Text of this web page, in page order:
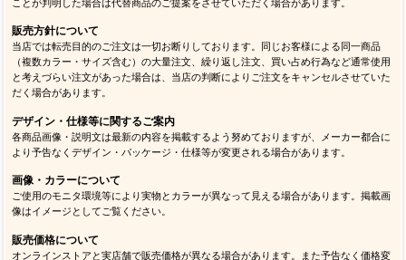
ことが判明した場合は代替商品のご提案をさせていただく場合があります。
販売方針について
当店では転売目的のご注文は一切お断りしております。同じお客様による同一商品
（複数カラー・サイズ含む）の大量注文、繰り返し注文、買い占め行為など通常使用
と考えづらい注文があった場合は、当店の判断によりご注文をキャンセルさせていた
だく場合があります。
デザイン・仕様等に関するご案内
各商品画像・説明文は最新の内容を掲載するよう努めておりますが、メーカー都合に
より予告なくデザイン・パッケージ・仕様等が変更される場合があります。
画像・カラーについて
ご使用のモニタ環境等により実物とカラーが異なって見える場合があります。掲載画
像はイメージとしてご覧ください。
販売価格について
オンラインストアと実店舗で販売価格が異なる場合があります。また予告なく価格変